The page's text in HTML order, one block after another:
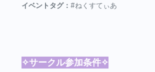
イベントタグ： #ねくすてぃあ
✧サークル参加条件✧